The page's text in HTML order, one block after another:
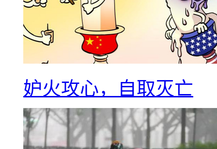
妒火攻心，自取灭亡